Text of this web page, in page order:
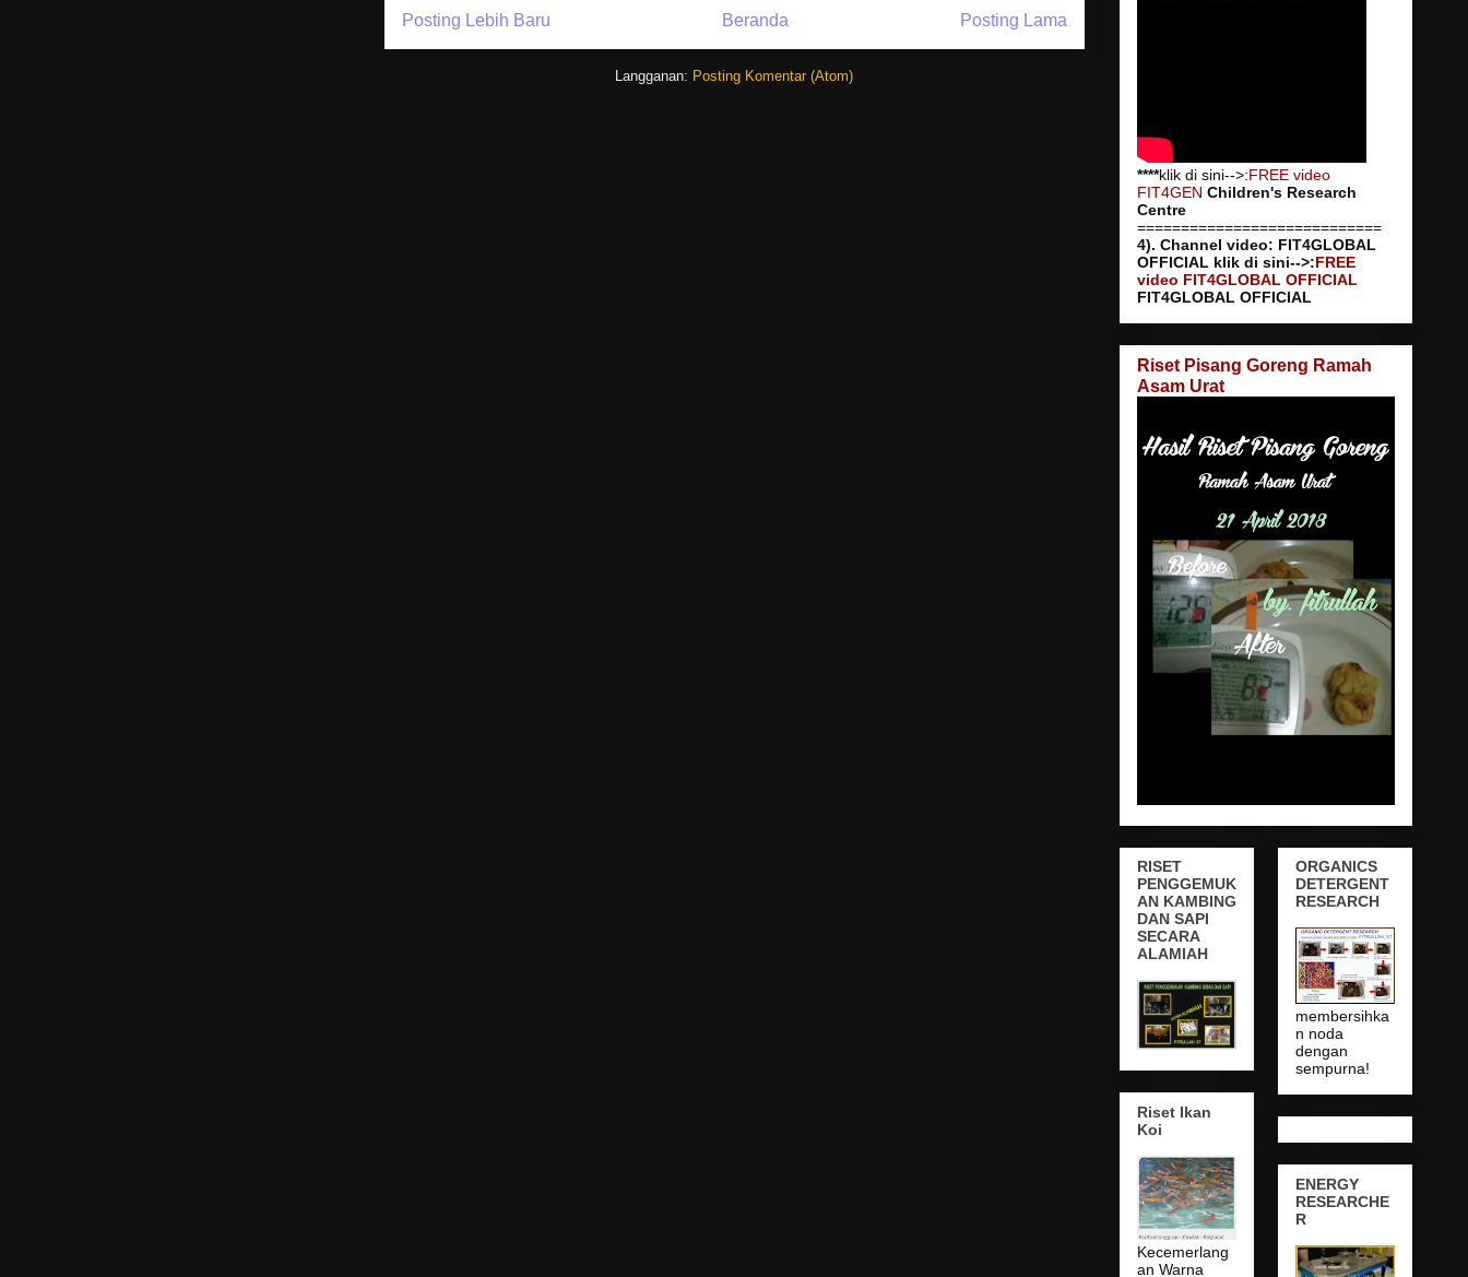
Posting Lebih Baru Posting Lama
Beranda
Langganan: Posting Komentar (Atom)
****klik di sini-->:FREE video
FIT4GEN Children's Research
Centre
============================
4). Channel video: FIT4GLOBAL
OFFICIAL klik di sini-->:FREE
video FIT4GLOBAL OFFICIAL
FIT4GLOBAL OFFICIAL
Riset Pisang Goreng Ramah
Asam Urat
RISET
PENGGEMUK
AN KAMBING
DAN SAPI
SECARA
ALAMIAH
Riset Ikan
Koi
Kecemerlang
an Warna
ORGANICS
DETERGENT
RESEARCH
membersihka
n noda
dengan
sempurna!
ENERGY
RESEARCHE
R